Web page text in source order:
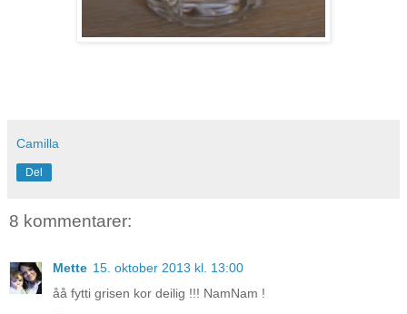
Camilla
Del
8 kommentarer:
Mette 15. oktober 2013 kl. 13:00
åå fytti grisen kor deilig !!! NamNam !